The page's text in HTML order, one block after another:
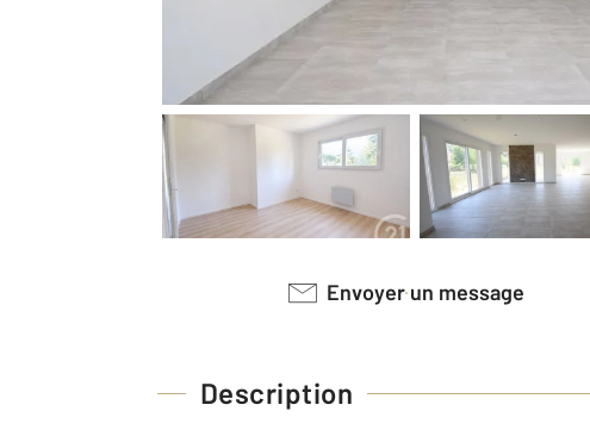
Envoyer un message
Description